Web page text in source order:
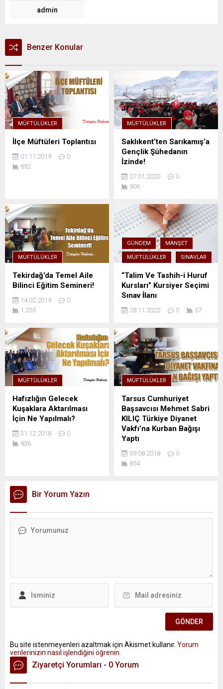
admin
Benzer Konular
MÜFTÜLÜKLER
İlçe Müftüleri Toplantısı
01.11.2019
0
892
MÜFTÜLÜKLER
Saklıkent’ten Sarıkamış’a
Gençlik Şühedanın
İzinde!
07.01.2020
0
906
MÜFTÜLÜKLER
Tekirdağ’da Temel Aile
Bilinci Eğitim Semineri!
14.02.2019
0
1.255
GÜNDEM MANŞET
MÜFTÜLÜKLER SINAVLAR
“Talim Ve Tashih-i Huruf
Kursları” Kursiyer Seçimi
Sınav İlanı
28.11.2022 0 57
MÜFTÜLÜKLER
Hafızlığın Gelecek
Kuşaklara Aktarılması
İçin Ne Yapılmalı?
31.12.2018
0
836
MÜFTÜLÜKLER
Tarsus Cumhuriyet
Başsavcısı Mehmet Sabri
KILIÇ Türkiye Diyanet
Vakfı’na Kurban Bağışı
Yaptı
09.08.2018
0
854
Bir Yorum Yazın
Bu site istenmeyenleri azaltmak için Akismet kullanır. Yorum
verilerinizin nasıl işlendiğini öğrenin.
Ziyaretçi Yorumları - 0 Yorum